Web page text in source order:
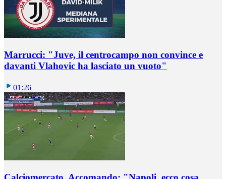
Marrucci: "Juve, il centrocampo non convince e
davanti Vlahovic ha lasciato un vuoto"
01:26